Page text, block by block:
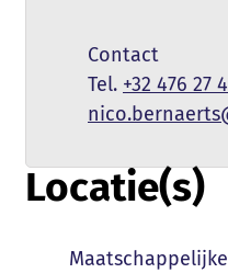
NaamContact
+32 476 27
E-mailnico.bernaerts
Locatie(s)
Naam